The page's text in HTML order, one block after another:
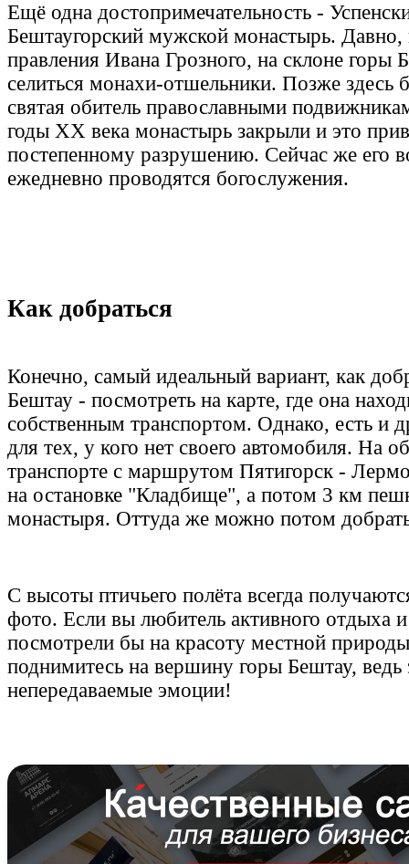
Ещё одна достопримечательность -
Бештаугорский мужской монастырь. Давно,
правления Ивана Грозного, на склоне горы
селиться монахи-отшельники. Позже здесь
святая обитель православными
годы XX века монастырь закрыли и это
постепенному разрушению. Сейчас же его
ежедневно проводятся богослужения.
Как добраться
Конечно, самый идеальный вариант, как
Бештау - посмотреть на карте, где она
собственным транспортом. Однако, есть и
для тех, у кого нет своего автомобиля. На
транспорте с маршрутом Пятигорск -
на остановке "Кладбище", а потом 3 км
монастыря. Оттуда же можно потом
С высоты птичьего полёта всегда
фото. Если вы любитель активного отдыха
посмотрели бы на красоту местной
поднимитесь на вершину горы Бештау, ведь
непередаваемые эмоции!